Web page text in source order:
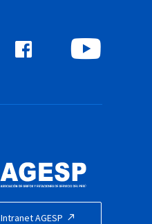
Intranet AGESP